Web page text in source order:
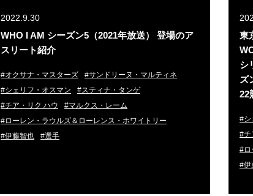
2022.9.30
WHO I AM シーズン5（2021年放送） 登場のア
スリート紹介
#オクサナ・マスターズ
#サンドリーヌ・マルティネ
#シェリフ・オスマン
#スティナ・タンゲ
#チア・リク ハウ
#マルクス・レーム
#ローレン・ラウルズ＆ローレンス・ホワイトリー
#伊藤智也
#選手
東
シ
ズ
22
#シ
#チ
#ロ
#伊